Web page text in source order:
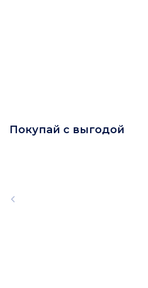
Покупай с выгодой